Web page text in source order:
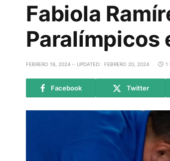
Fabiola
Paralímpicos
FEBRERO 16, 2024 UPDATED: FEBRERO 20, 2024 1
Facebook Twitter